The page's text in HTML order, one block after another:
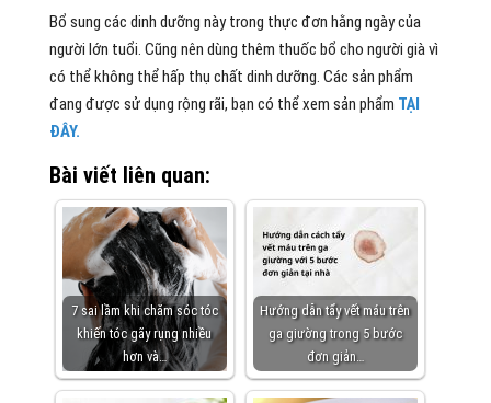
Bổ sung các dinh dưỡng này trong thực đơn hằng ngày của
người lớn tuổi. Cũng nên dùng thêm thuốc bổ cho người già vì
có thể không thể hấp thụ chất dinh dưỡng. Các sản phẩm
đang được sử dụng rộng rãi, bạn có thể xem sản phẩm TẠI
ĐÂY.
Bài viết liên quan:
7 sai lầm khi chăm sóc tóc
khiến tóc gãy rụng nhiều
hơn và…
Hướng dẫn tẩy vết máu trên
ga giường trong 5 bước
đơn giản…